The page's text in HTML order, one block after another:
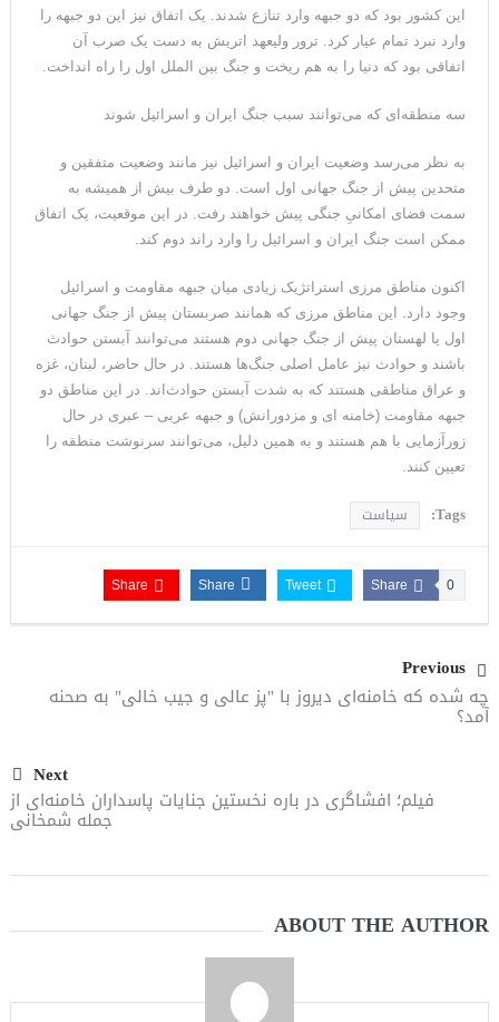
این کشور بود که دو جبهه وارد تنازع شدند. یک اتفاق نیز این دو جبهه را
وارد نبرد تمام عیار کرد. ترور ولیعهد اتریش به دست یک صرب آن
اتفاقی بود که دنیا را به هم ریخت و جنگ بین الملل اول را راه انداخت.
سه منطقه‌ای که می‌توانند سبب جنگ ایران و اسرائیل شوند
به نظر می‌رسد وضعیت ایران و اسرائیل نیز مانند وضعیت متفقین و
متحدین پیش از جنگ جهانی اول است. دو طرف بیش از همیشه به
سمت فضای امکانیِ جنگی پیش خواهند رفت. در این موقعیت، یک اتفاق
ممکن است جنگ ایران و اسرائیل را وارد راند دوم کند.
اکنون مناطق مرزی استراتژیک زیادی میان جبهه مقاومت و اسرائیل
وجود دارد. این مناطق مرزی که همانند صربستان پیش از جنگ جهانی
اول یا لهستان پیش از جنگ جهانی دوم هستند می‌توانند آبستن حوادث
باشند و حوادث نیز عامل اصلی جنگ‌ها هستند. در حال حاضر، لبنان، غزه
و عراق مناطقی هستند که به شدت آبستن حوادث‌اند. در این مناطق دو
جبهه مقاومت (خامنه ای و مزدورانش) و جبهه عربی – عبری در حال
زورآزمایی با هم هستند و به همین دلیل، می‌توانند سرنوشت منطقه را
تعیین کنند.
Tags: سیاست
Share 0
Tweet
Share
Share
Previous
چه شده که خامنه‌ای دیروز با "پز عالی و جیب خالی" به صحنه
آمد؟
Next
فیلم؛ افشاگری در باره نخستین جنایات پاسداران خامنه‌ای از
جمله شمخانی
ABOUT THE AUTHOR